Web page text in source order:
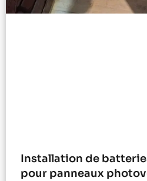
Installation de
pour panneaux